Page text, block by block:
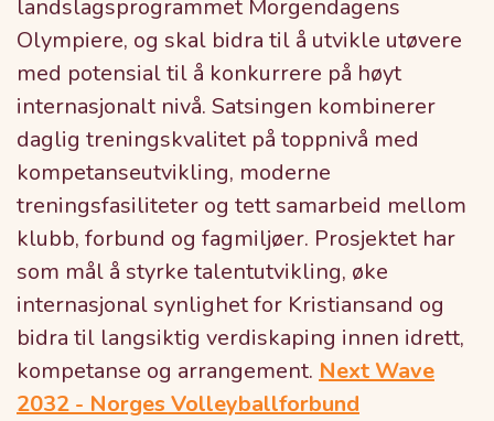
landslagsprogrammet Morgendagens
Olympiere, og skal bidra til å utvikle utøvere
med potensial til å konkurrere på høyt
internasjonalt nivå. Satsingen kombinerer
daglig treningskvalitet på toppnivå med
kompetanseutvikling, moderne
treningsfasiliteter og tett samarbeid mellom
klubb, forbund og fagmiljøer. Prosjektet har
som mål å styrke talentutvikling, øke
internasjonal synlighet for Kristiansand og
bidra til langsiktig verdiskaping innen idrett,
kompetanse og arrangement. Next Wave
2032 - Norges Volleyballforbund